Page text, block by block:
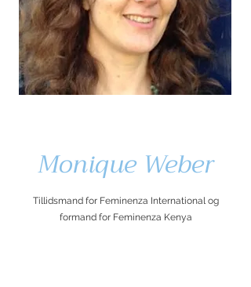
Monique Weber
Tillidsmand for Feminenza International og
formand for Feminenza Kenya